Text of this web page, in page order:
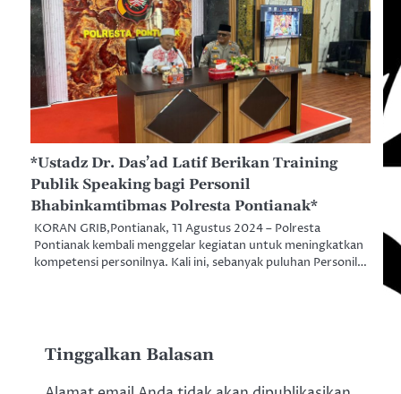
*Ustadz Dr. Das’ad Latif Berikan Training
Publik Speaking bagi Personil
Bhabinkamtibmas Polresta Pontianak*
KORAN GRIB,Pontianak, 11 Agustus 2024 – Polresta
Pontianak kembali menggelar kegiatan untuk meningkatkan
kompetensi personilnya. Kali ini, sebanyak puluhan Personil…
Tinggalkan Balasan